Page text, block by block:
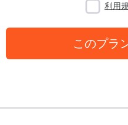
利用
このプラ